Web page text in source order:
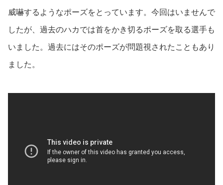
威嚇するようなポーズをとっています。今回はいませんで
したが、過去のハカでは首をかき切るポーズを取る選手も
いました。過去にはそのポーズが問題視されたこともあり
ました。